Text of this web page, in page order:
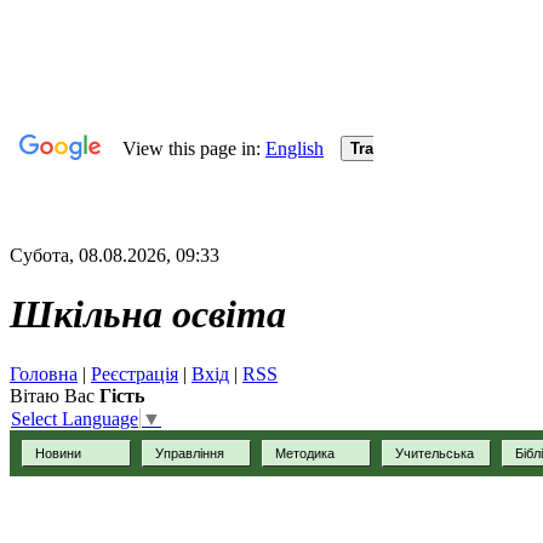
Субота, 08.08.2026, 09:33
Шкільна освіта
Головна | Реєстрація | Вхід | RSS
Вітаю Вас Гість
Select Language ▼
Новини Управління Методика Учительська